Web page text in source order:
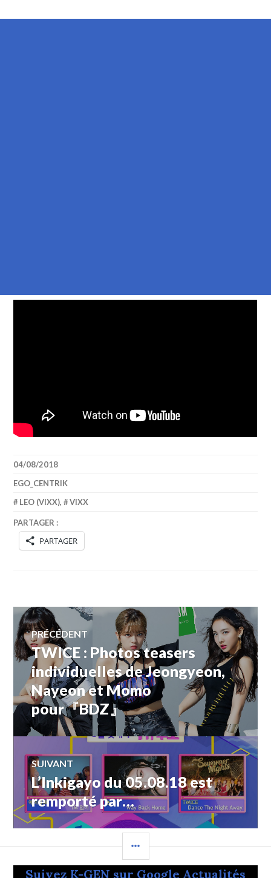
04/08/2018
EGO_CENTRIK
LEO (VIXX), VIXX
PARTAGER :
PARTAGER
Navigation
de
l’article
PRÉCÉDENT
Article
précédent :
TWICE : Photos teasers
individuelles de Jeongyeon,
Nayeon et Momo
pour『BDZ』
SUIVANT
Article
Suivant:
L’Inkigayo du 05.08.18 est
remporté par…
LATÉRALE
Suivez K-GEN sur Google Actualités